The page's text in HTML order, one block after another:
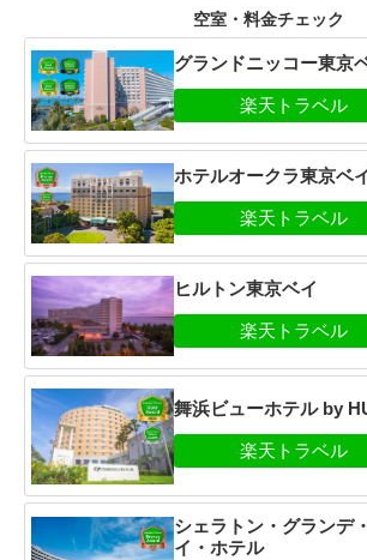
空室・料金チェック
グランドニッコー東京
ホテルオークラ東京ベ
ヒルトン東京ベイ
舞浜ビューホテル by
シェラトン・グランデ
イ・ホテル